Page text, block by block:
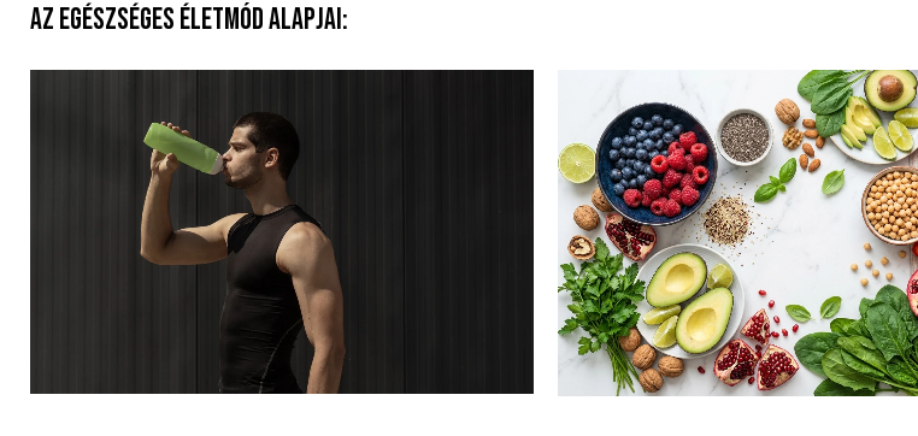
Az egészséges életmód alapjai: